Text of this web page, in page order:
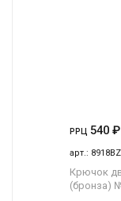
РРЦ 540 ₽
арт.:
Крючок
(бронза)